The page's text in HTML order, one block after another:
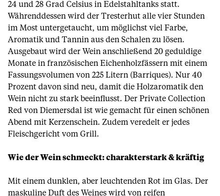
24 und 28 Grad Celsius in Edelstahltanks statt.
Währenddessen wird der Tresterhut alle vier Stunden
im Most untergetaucht, um möglichst viel Farbe,
Aromatik und Tannin aus den Schalen zu lösen.
Ausgebaut wird der Wein anschließend 20 geduldige
Monate in französischen Eichenholzfässern mit einem
Fassungsvolumen von 225 Litern (Barriques). Nur 40
Prozent davon sind neu, damit die Holzaromatik den
Wein nicht zu stark beeinflusst. Der Private Collection
Red von Diemersdal ist wie gemacht für einen schönen
Abend mit Kerzenschein. Zudem veredelt er jedes
Fleischgericht vom Grill.
Wie der Wein schmeckt: charakterstark & kräftig
Mit einem dunklen, aber leuchtenden Rot im Glas. Der
maskuline Duft des Weines wird von reifen